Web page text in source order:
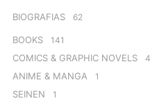
BIOGRAFIAS 62
BOOKS 141
COMICS & GRAPHIC NOVELS 4
ANIME & MANGA 1
SEINEN 1